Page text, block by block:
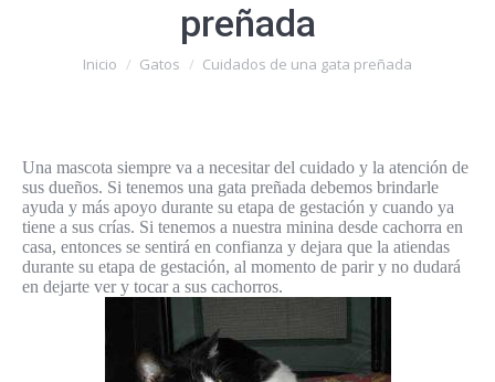
preñada
Estás aquí:
Inicio Gatos Cuidados de una gata preñada
Una mascota siempre va a necesitar del cuidado y la atención de
sus dueños. Si tenemos una gata preñada debemos brindarle
ayuda y más apoyo durante su etapa de gestación y cuando ya
tiene a sus crías. Si tenemos a nuestra minina desde cachorra en
casa, entonces se sentirá en confianza y dejara que la atiendas
durante su etapa de gestación, al momento de parir y no dudará
en dejarte ver y tocar a sus cachorros.